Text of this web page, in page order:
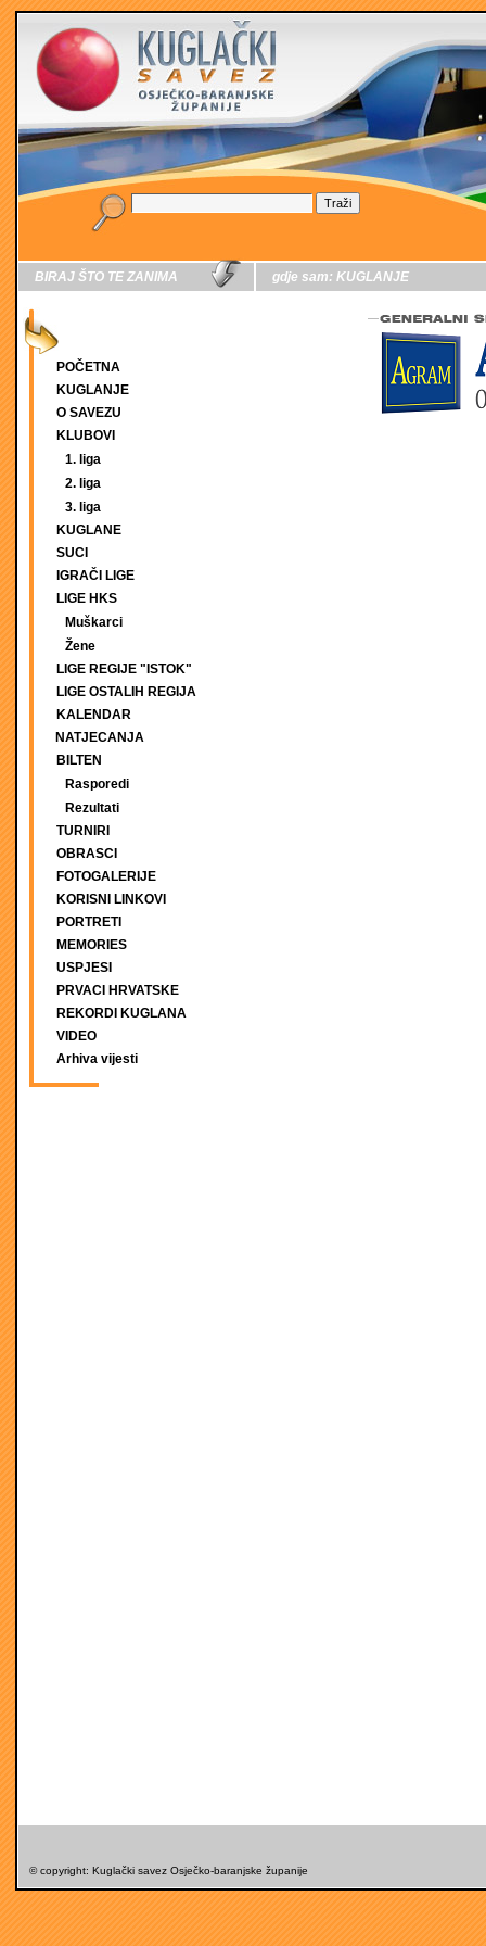
BIRAJ ŠTO TE ZANIMA
POČETNA
KUGLANJE
O SAVEZU
KLUBOVI
1. liga
2. liga
3. liga
KUGLANE
SUCI
IGRAČI LIGE
LIGE HKS
Muškarci
Žene
LIGE REGIJE "ISTOK"
LIGE OSTALIH REGIJA
KALENDAR
NATJECANJA
BILTEN
Rasporedi
Rezultati
TURNIRI
OBRASCI
FOTOGALERIJE
KORISNI LINKOVI
PORTRETI
MEMORIES
USPJESI
PRVACI HRVATSKE
REKORDI KUGLANA
VIDEO
Arhiva vijesti
gdje sam: KUGLANJE
© copyright: Kuglački savez Osječko-baranjske županije